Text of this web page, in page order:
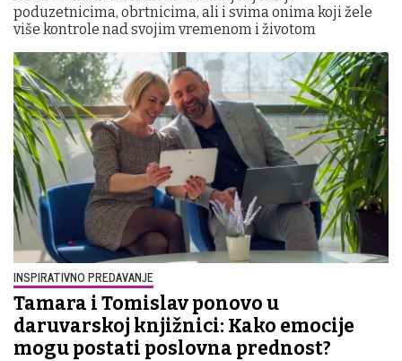
poduzetnicima, obrtnicima, ali i svima onima koji žele
više kontrole nad svojim vremenom i životom
INSPIRATIVNO PREDAVANJE
Tamara i Tomislav ponovo u
daruvarskoj knjižnici: Kako emocije
mogu postati poslovna prednost?